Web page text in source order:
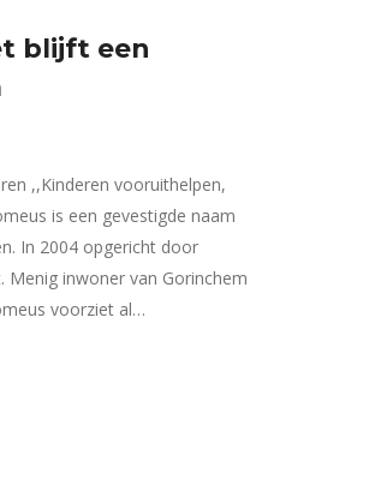
blijft een
,,Kinderen vooruithelpen,
is een gevestigde naam
In 2004 opgericht door
Menig inwoner van Gorinchem
voorziet al…